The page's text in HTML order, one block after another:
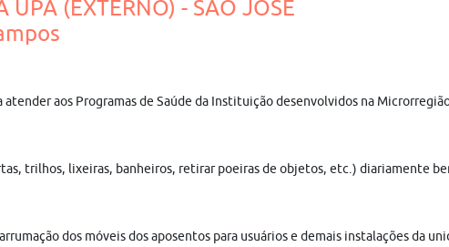
(EXTERNO) - SÃO JOSÉ
aos Programas de Saúde da Instituição desenvolvidos na
trilhos, lixeiras, banheiros, retirar poeiras de objetos, etc.) diariamente
dos móveis dos aposentos para usuários e demais instalações